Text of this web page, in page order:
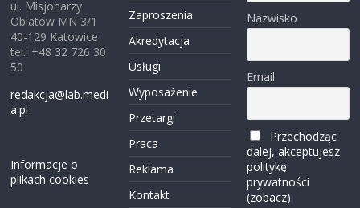
ul. Misjonarzy
Oblatów MN 3/1
40-129 Katowice
tel.: +48 32 726 30
50
redakcja@lab.medi
a.pl
Informacje o
plikach cookies
Zaproszenia
Akredytacja
Usługi
Wyposażenie
Przetargi
Praca
Reklama
Kontakt
Nazwisko
Email
Przechodząc
dalej, akceptujesz
politykę
prywatności
(zobacz)